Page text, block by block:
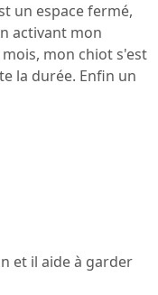
un espace fermé,
activant mon
mon chiot s'est
la durée. Enfin un
et il aide à garder